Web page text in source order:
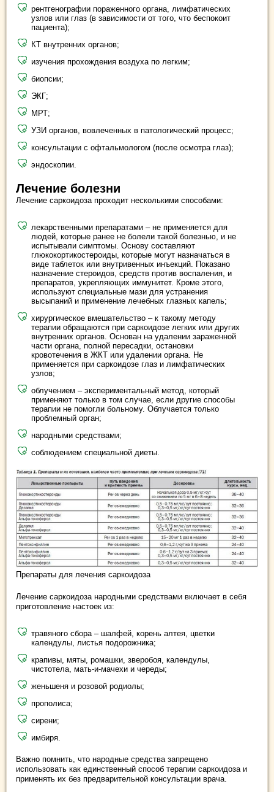
рентгенографии пораженного органа, лимфатических
узлов или глаз (в зависимости от того, что беспокоит
пациента);
КТ внутренних органов;
изучения прохождения воздуха по легким;
биопсии;
ЭКГ;
МРТ;
УЗИ органов, вовлеченных в патологический процесс;
консультации с офтальмологом (после осмотра глаз);
эндоскопии.
Лечение болезни
Лечение саркоидоза проходит несколькими способами:
лекарственными препаратами – не применяется для
людей, которые ранее не болели такой болезнью, и не
испытывали симптомы. Основу составляют
глюкокортикостероиды, которые могут назначаться в
виде таблеток или внутривенных инъекций. Показано
назначение стероидов, средств против воспаления, и
препаратов, укрепляющих иммунитет. Кроме этого,
используют специальные мази для устранения
высыпаний и применение лечебных глазных капель;
хирургическое вмешательство – к такому методу
терапии обращаются при саркоидозе легких или других
внутренних органов. Основан на удалении зараженной
части органа, полной пересадки, остановки
кровотечения в ЖКТ или удалении органа. Не
применяется при саркоидозе глаз и лимфатических
узлов;
облучением – экспериментальный метод, который
применяют только в том случае, если другие способы
терапии не помогли больному. Облучается только
проблемный орган;
народными средствами;
соблюдением специальной диеты.
Препараты для лечения саркоидоза
Лечение саркоидоза народными средствами включает в себя
приготовление настоек из:
травяного сбора – шалфей, корень алтея, цветки
календулы, листья подорожника;
крапивы, мяты, ромашки, зверобоя, календулы,
чистотела, мать-и-мачехи и череды;
женьшеня и розовой родиолы;
прополиса;
сирени;
имбиря.
Важно помнить, что народные средства запрещено
использовать как единственный способ терапии саркоидоза и
применять их без предварительной консультации врача.